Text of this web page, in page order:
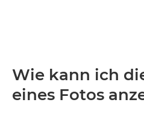
Wie kann ich
eines Fotos